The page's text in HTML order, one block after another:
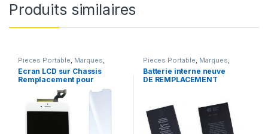
Produits similaires
Pieces Portable, Marques,
Apple iPhone 6S Plus
Ecran LCD sur Chassis
Remplacement pour
iPhone 6S Plus Blanc
Pieces Portable, Marques,
Apple iPhone 6s
chargeurs,Batteries,Batteries
Apple
Batterie interne neuve
DE REMPLACEMENT